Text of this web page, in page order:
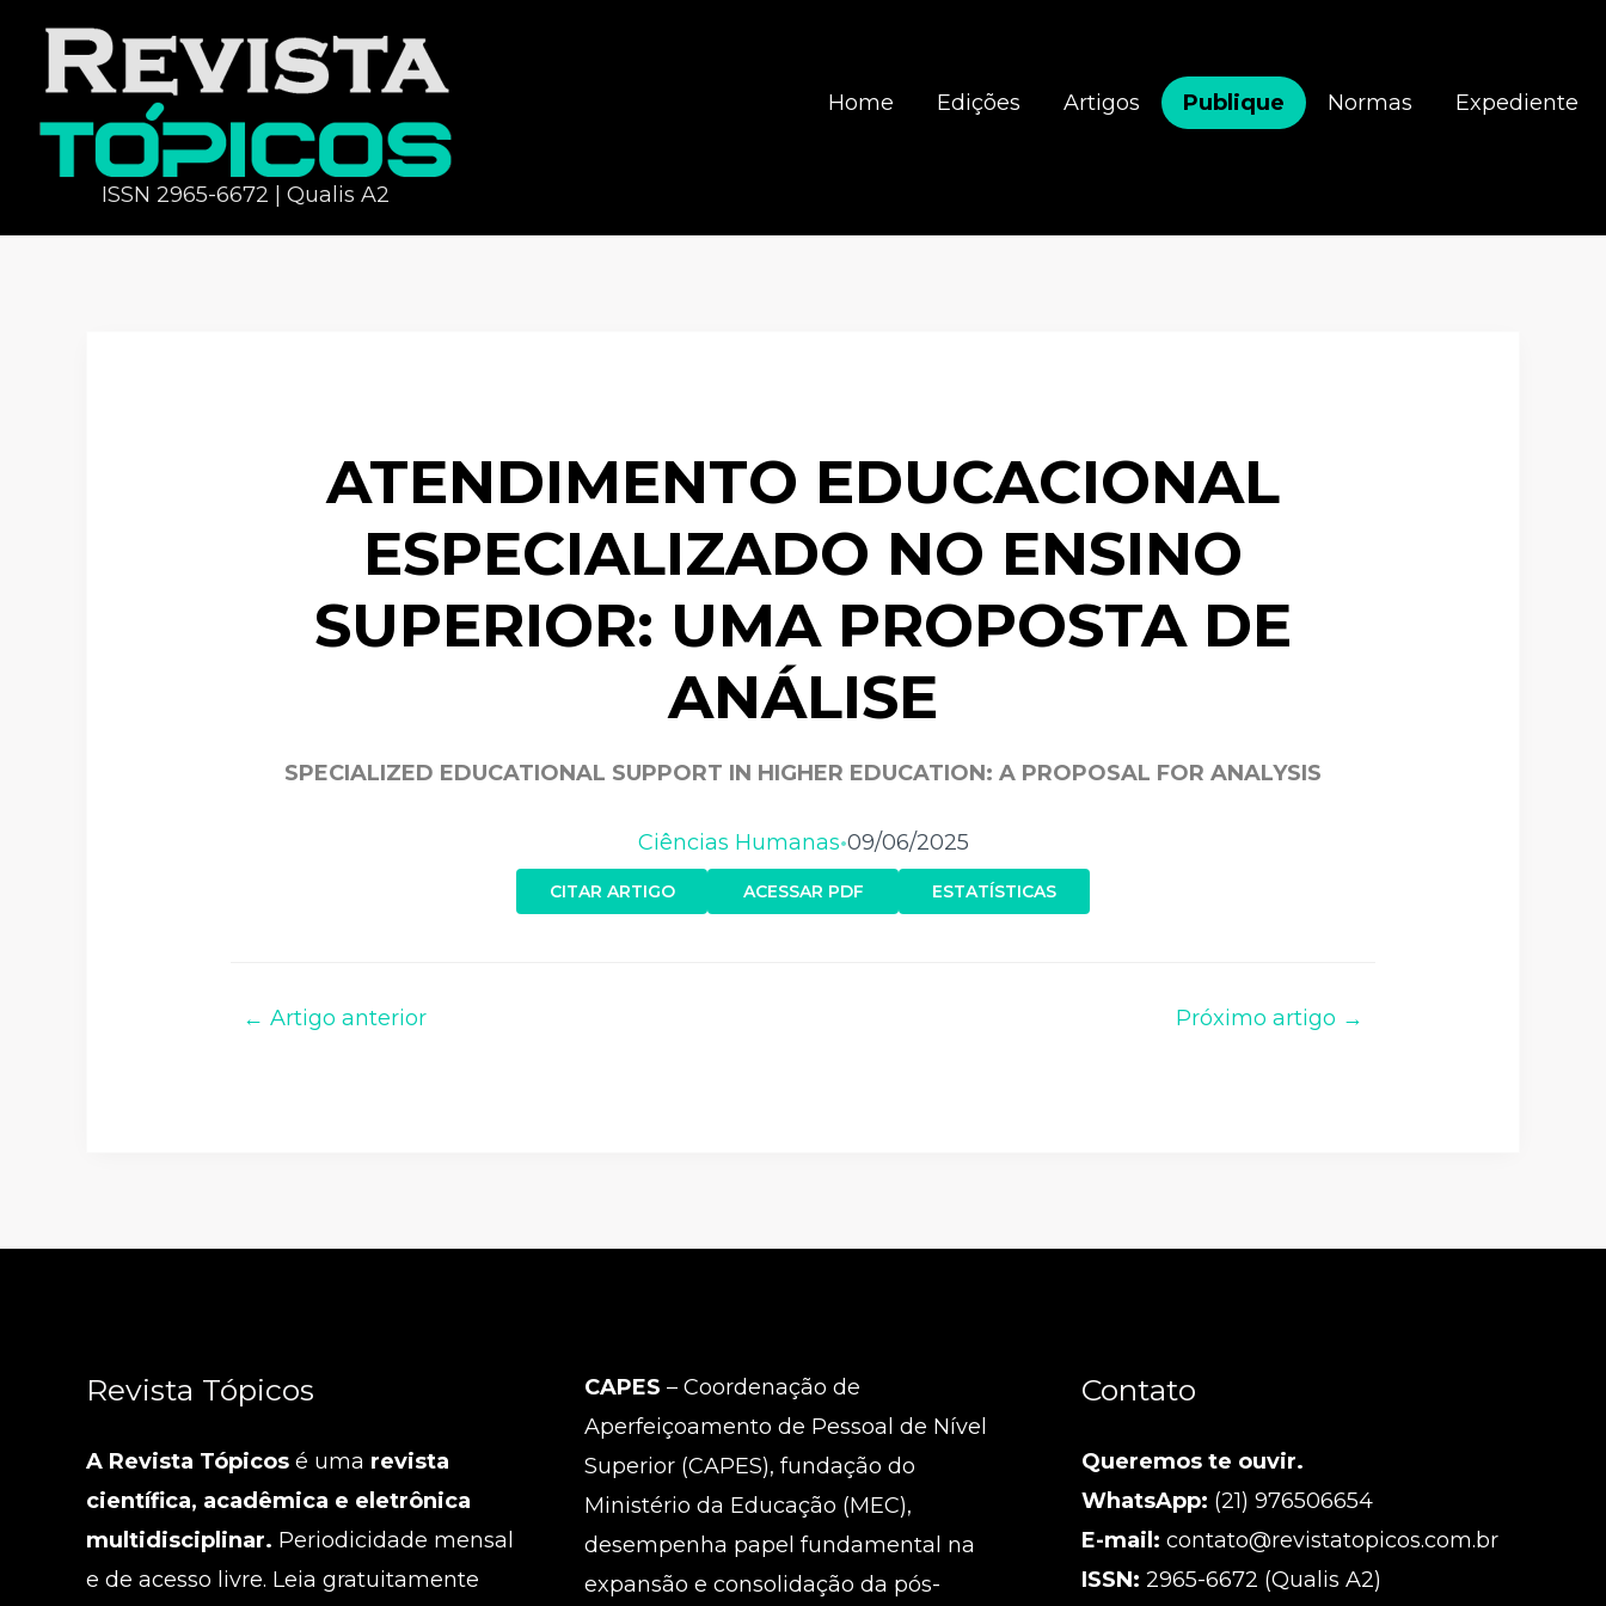
ISSN 2965-6672 | Qualis A2
Home Edições Artigos Publique Normas Expediente
ATENDIMENTO EDUCACIONAL
ESPECIALIZADO NO ENSINO
SUPERIOR: UMA PROPOSTA DE
ANÁLISE
SPECIALIZED EDUCATIONAL SUPPORT IN HIGHER EDUCATION: A PROPOSAL FOR ANALYSIS
Ciências Humanas•09/06/2025
CITAR ARTIGO ACESSAR PDF ESTATÍSTICAS
← Artigo anterior Próximo artigo →
Revista Tópicos
A Revista Tópicos é uma revista
científica, acadêmica e eletrônica
multidisciplinar. Periodicidade mensal
e de acesso livre. Leia gratuitamente
CAPES – Coordenação de
Aperfeiçoamento de Pessoal de Nível
Superior (CAPES), fundação do
Ministério da Educação (MEC),
desempenha papel fundamental na
expansão e consolidação da pós-
Contato
Queremos te ouvir.
WhatsApp: (21) 976506654
E-mail: contato@revistatopicos.com.br
ISSN: 2965-6672 (Qualis A2)